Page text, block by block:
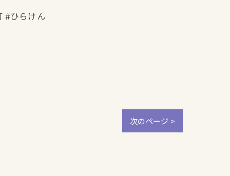
#ひらけん
次のページ >